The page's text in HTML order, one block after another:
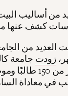
من أساليب
العديد من
زودت جامعة
لأكثر من